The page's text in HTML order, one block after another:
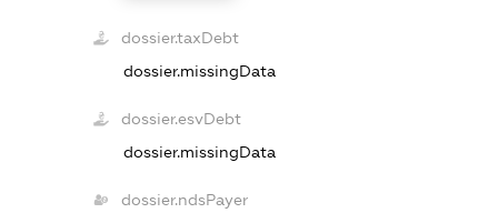
dossier.taxDebt
dossier.missingData
dossier.esvDebt
dossier.missingData
dossier.ndsPayer